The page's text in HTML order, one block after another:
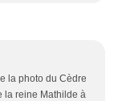
la photo du Cèdre
la reine Mathilde à